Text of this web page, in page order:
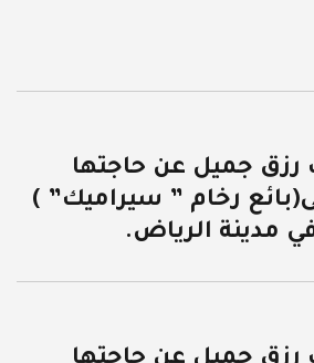
رزق جميل عن حاجتها
رخام ” سيراميك” )